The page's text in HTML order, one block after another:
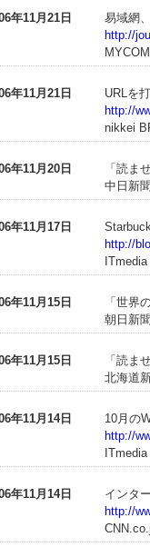
年11月21日
易域網
http://
年11月21日
URLを
http://
nikkei
年11月20日
「読ま
中日新
年11月17日
http://
ITmedia
年11月15日
「世界
朝日新
年11月15日
「読ま
北海道
年11月14日
10月の
http://
ITmedia
年11月14日
インタ
http://